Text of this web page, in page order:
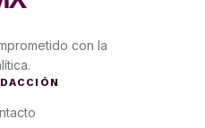
con la